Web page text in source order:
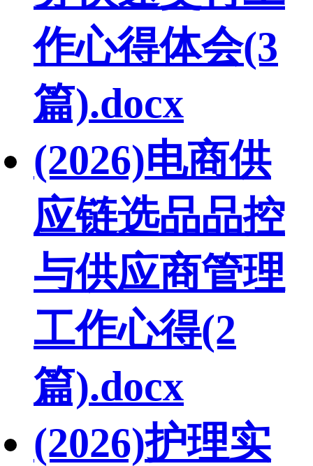
作心得体会(3
篇).docx
(2026)电商供
应链选品品控
与供应商管理
工作心得(2
篇).docx
(2026)护理实